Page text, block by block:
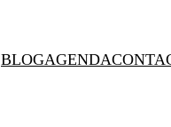
BLOGAGENDA